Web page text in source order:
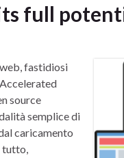
full
fastidiosi
source
semplice di
caricamento
tutto,